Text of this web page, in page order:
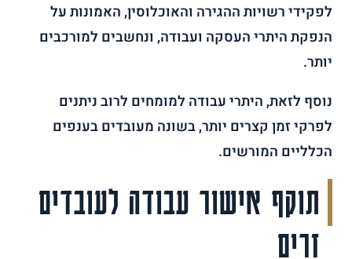
לפקידי רשויות ההגירה והאוכלוסין, האמונות על
הנפקת היתרי העסקה ועבודה, ונחשבים למורכבים
יותר.
נוסף לזאת, היתרי עבודה למומחים לרוב ניתנים
לפרקי זמן קצרים יותר, בשונה מעובדים בענפים
הכלליים המורשים.
תוקף אישור עבודה לעובדים
זרים